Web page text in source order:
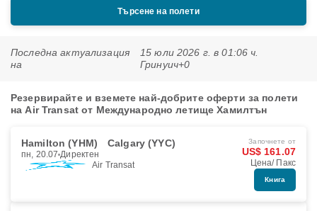
Търсене на полети
Последна актуализация
на
15 юли 2026 г. в 01:06 ч.
Гринуич+0
Резервирайте и вземете най-добрите оферти за полети
на Air Transat от Международно летище Хамилтън
Hamilton (YHM) Calgary (YYC)
пн, 20.07 Директен
Air Transat
Започнете от
US$ 161.07
Цена/ Пакс
Книга